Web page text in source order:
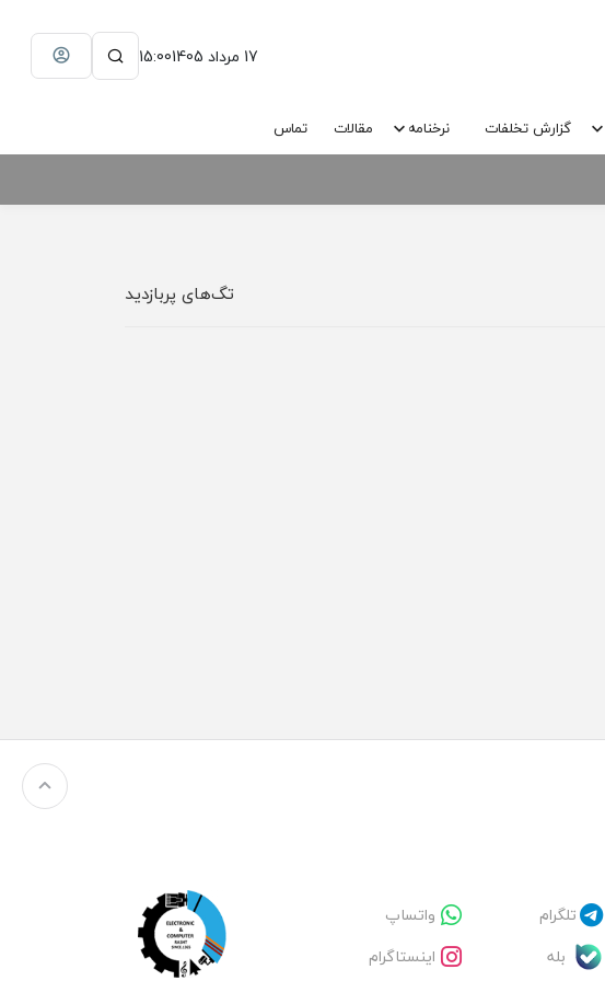
15:00 17 مرداد 1405
گزارش تخلفات نرخنامه مقالات تماس
تگ‌های پربازدید
تلگرام
واتساپ
بله اینستاگرام